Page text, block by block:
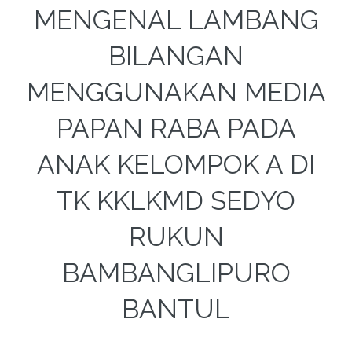
MENGENAL LAMBANG
BILANGAN
MENGGUNAKAN MEDIA
PAPAN RABA PADA
ANAK KELOMPOK A DI
TK KKLKMD SEDYO
RUKUN
BAMBANGLIPURO
BANTUL